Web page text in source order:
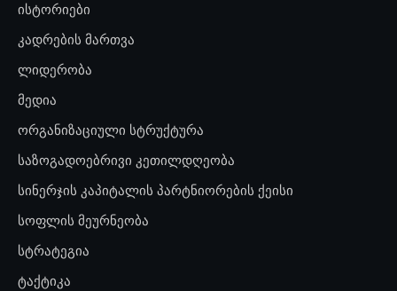
ისტორიები
კადრების მართვა
ლიდერობა
მედია
ორგანიზაციული სტრუქტურა
საზოგადოებრივი კეთილდღეობა
სინერჯის კაპიტალის პარტნიორების ქეისი
სოფლის მეურნეობა
სტრატეგია
ტაქტიკა